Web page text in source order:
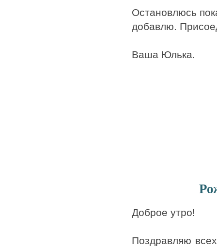
Остановлюсь
добавлю.
Ваша Юлька.
Доброе утро!
Поздравляю